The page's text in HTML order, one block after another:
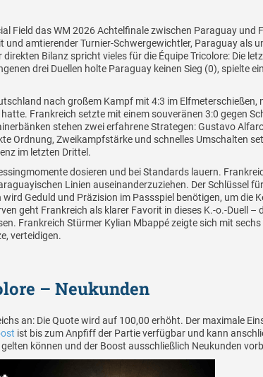
Field das WM 2026 Achtelfinale zwischen Paraguay und
amtierender Turnier-Schwergewichtler, Paraguay als
Bilanz spricht vieles für die Équipe Tricolore: Die
drei Duellen holte Paraguay keinen Sieg (0), spielte
nach großem Kampf mit 4:3 im Elfmeterschießen,
Frankreich setzte mit einem souveränen 3:0 gegen
stehen zwei erfahrene Strategen: Gustavo
Ordnung, Zweikampfstärke und schnelles Umschalten
im letzten Drittel.
dosieren und bei Standards lauern.
Linien auseinanderzuziehen. Der Schlüssel
Geduld und Präzision im Passspiel benötigen, um die
geht Frankreich als klarer Favorit in dieses K.-o.-Duell –
Frankreich Stürmer Kylian Mbappé zeigte sich mit
verteidigen.
– Neukunden
an: Die Quote wird auf 100,00 erhöht. Der maximale
ist bis zum Anpfiff der Partie verfügbar und kann
können und der Boost ausschließlich Neukunden